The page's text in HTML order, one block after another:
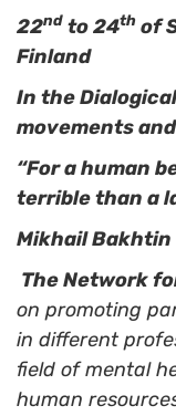
22nd to 24th of
Finland
In the
movements
“For a human
terrible than a
Mikhail Bakhtin
The Network
on promoting
in different
field of mental
human